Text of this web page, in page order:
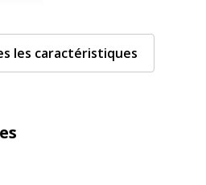
les caractéristiques